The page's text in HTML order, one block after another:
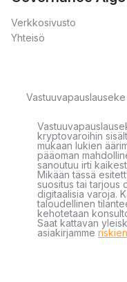
Verkkosivusto
Yhteisö
Vastuuvapauslauseke
kryptovaroihin
mukaan lukien
pääoman
sanoutuu irti
Mikään tässä
suositus tai tarjous
digitaalisia varoja.
taloudellinen
kehotetaan
Saat kattavan
asiakirjamme